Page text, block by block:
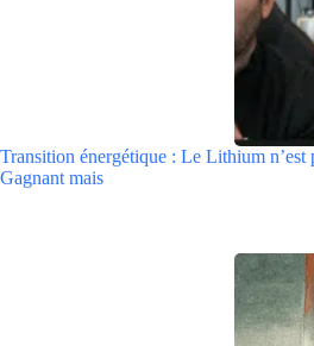
Transition énergétique : Le Lithium n’est
Gagnant mais